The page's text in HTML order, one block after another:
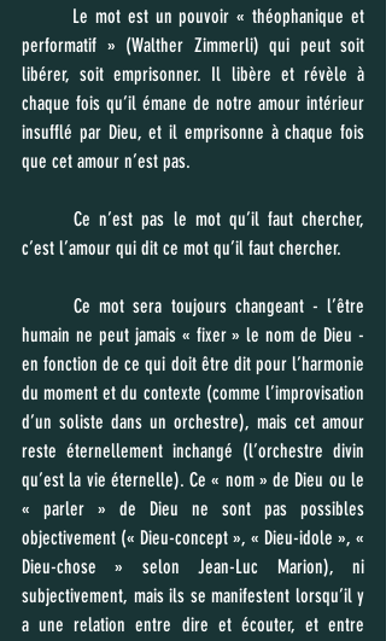
performatif » (Walther Zimmerli) qui peut soit
libérer, soit emprisonner. Il libère et révèle à
chaque fois qu’il émane de notre amour intérieur
insufflé par Dieu, et il emprisonne à chaque fois
que cet amour n’est pas.
	Ce n’est pas le mot qu’il faut chercher,
c’est l’amour qui dit ce mot qu’il faut chercher.
	Ce mot sera toujours changeant - l’être
humain ne peut jamais « fixer » le nom de Dieu -
en fonction de ce qui doit être dit pour l’harmonie
du moment et du contexte (comme l’improvisation
d’un soliste dans un orchestre), mais cet amour
reste éternellement inchangé (l’orchestre divin
qu’est la vie éternelle). Ce « nom » de Dieu ou le
« parler » de Dieu ne sont pas possibles
objectivement (« Dieu-concept », « Dieu-idole », «
Dieu-chose » selon Jean-Luc Marion), ni
subjectivement, mais ils se manifestent lorsqu’il y
a une relation entre dire et écouter, et entre